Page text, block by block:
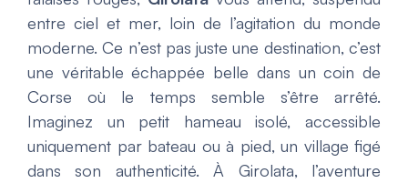
entre ciel et mer, loin de l’agitation du monde
moderne. Ce n’est pas juste une destination, c’est
une véritable échappée belle dans un coin de
Corse où le temps semble s’être arrêté.
Imaginez un petit hameau isolé, accessible
uniquement par bateau ou à pied, un village figé
dans son authenticité. À Girolata, l’aventure